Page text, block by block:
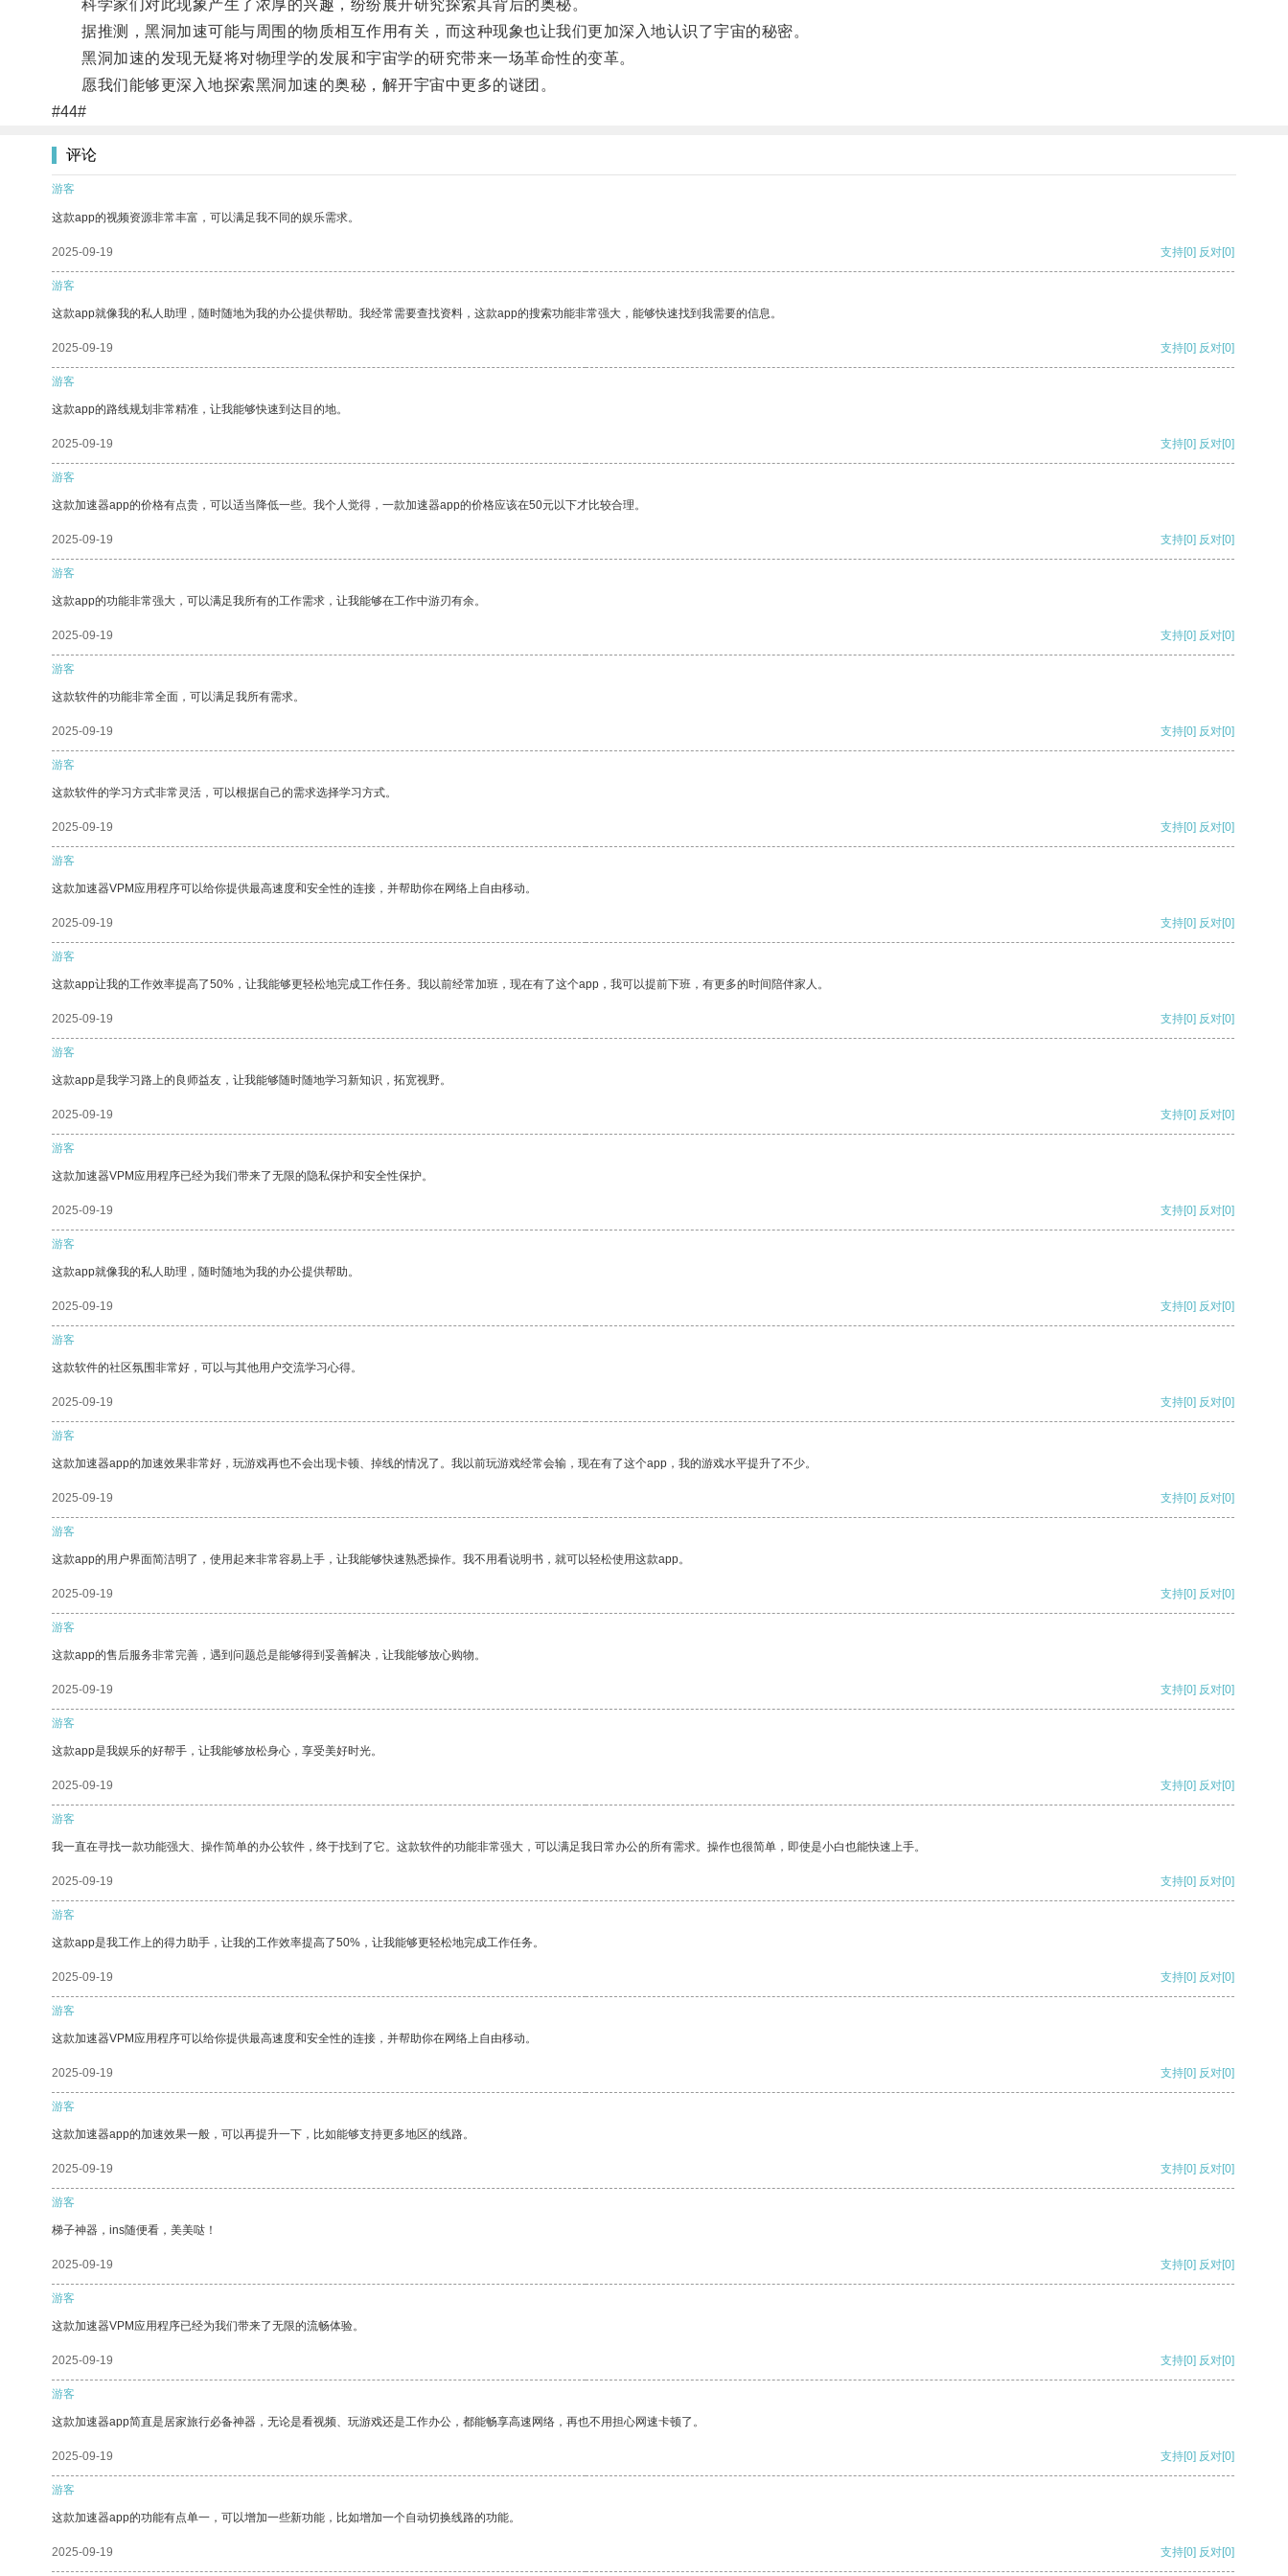
科学家们对此现象产生了浓厚的兴趣，纷纷展开研究探索其背后的奥秘。
据推测，黑洞加速可能与周围的物质相互作用有关，而这种现象也让我们更加深入地认识了宇宙的秘密。
黑洞加速的发现无疑将对物理学的发展和宇宙学的研究带来一场革命性的变革。
愿我们能够更深入地探索黑洞加速的奥秘，解开宇宙中更多的谜团。
#44#
评论
游客
这款app的视频资源非常丰富，可以满足我不同的娱乐需求。
2025-09-19 支持[0] 反对[0]
游客
这款app就像我的私人助理，随时随地为我的办公提供帮助。我经常需要查找资料，这款app的搜索功能非常强大，能够快速找到我需要的信息。
2025-09-19 支持[0] 反对[0]
游客
这款app的路线规划非常精准，让我能够快速到达目的地。
2025-09-19 支持[0] 反对[0]
游客
这款加速器app的价格有点贵，可以适当降低一些。我个人觉得，一款加速器app的价格应该在50元以下才比较合理。
2025-09-19 支持[0] 反对[0]
游客
这款app的功能非常强大，可以满足我所有的工作需求，让我能够在工作中游刃有余。
2025-09-19 支持[0] 反对[0]
游客
这款软件的功能非常全面，可以满足我所有需求。
2025-09-19 支持[0] 反对[0]
游客
这款软件的学习方式非常灵活，可以根据自己的需求选择学习方式。
2025-09-19 支持[0] 反对[0]
游客
这款加速器VPM应用程序可以给你提供最高速度和安全性的连接，并帮助你在网络上自由移动。
2025-09-19 支持[0] 反对[0]
游客
这款app让我的工作效率提高了50%，让我能够更轻松地完成工作任务。我以前经常加班，现在有了这个app，我可以提前下班，有更多的时间陪伴家人。
2025-09-19 支持[0] 反对[0]
游客
这款app是我学习路上的良师益友，让我能够随时随地学习新知识，拓宽视野。
2025-09-19 支持[0] 反对[0]
游客
这款加速器VPM应用程序已经为我们带来了无限的隐私保护和安全性保护。
2025-09-19 支持[0] 反对[0]
游客
这款app就像我的私人助理，随时随地为我的办公提供帮助。
2025-09-19 支持[0] 反对[0]
游客
这款软件的社区氛围非常好，可以与其他用户交流学习心得。
2025-09-19 支持[0] 反对[0]
游客
这款加速器app的加速效果非常好，玩游戏再也不会出现卡顿、掉线的情况了。我以前玩游戏经常会输，现在有了这个app，我的游戏水平提升了不少。
2025-09-19 支持[0] 反对[0]
游客
这款app的用户界面简洁明了，使用起来非常容易上手，让我能够快速熟悉操作。我不用看说明书，就可以轻松使用这款app。
2025-09-19 支持[0] 反对[0]
游客
这款app的售后服务非常完善，遇到问题总是能够得到妥善解决，让我能够放心购物。
2025-09-19 支持[0] 反对[0]
游客
这款app是我娱乐的好帮手，让我能够放松身心，享受美好时光。
2025-09-19 支持[0] 反对[0]
游客
我一直在寻找一款功能强大、操作简单的办公软件，终于找到了它。这款软件的功能非常强大，可以满足我日常办公的所有需求。操作也很简单，即使是小白也能快速上手。
2025-09-19 支持[0] 反对[0]
游客
这款app是我工作上的得力助手，让我的工作效率提高了50%，让我能够更轻松地完成工作任务。
2025-09-19 支持[0] 反对[0]
游客
这款加速器VPM应用程序可以给你提供最高速度和安全性的连接，并帮助你在网络上自由移动。
2025-09-19 支持[0] 反对[0]
游客
这款加速器app的加速效果一般，可以再提升一下，比如能够支持更多地区的线路。
2025-09-19 支持[0] 反对[0]
游客
梯子神器，ins随便看，美美哒！
2025-09-19 支持[0] 反对[0]
游客
这款加速器VPM应用程序已经为我们带来了无限的流畅体验。
2025-09-19 支持[0] 反对[0]
游客
这款加速器app简直是居家旅行必备神器，无论是看视频、玩游戏还是工作办公，都能畅享高速网络，再也不用担心网速卡顿了。
2025-09-19 支持[0] 反对[0]
游客
这款加速器app的功能有点单一，可以增加一些新功能，比如增加一个自动切换线路的功能。
2025-09-19 支持[0] 反对[0]